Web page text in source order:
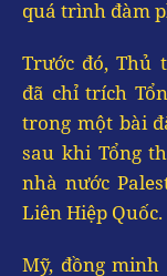
quá trình đàm
Trước đó, Thủ
đã chỉ trích
trong một bài
sau khi Tổng
nhà nước
Liên Hiệp Quốc.
Mỹ, đồng